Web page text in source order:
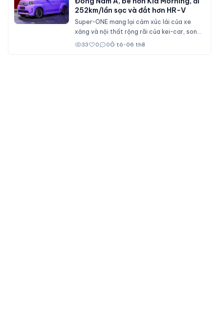
252km/lần sạc và đắt hơn HR-V
Super-ONE mang lại cảm xúc lái của xe
xăng và nội thất rộng rãi của kei-car, song
không dành cho số đông bởi giá bán ngang
33 0 0Ô tô•06 th8